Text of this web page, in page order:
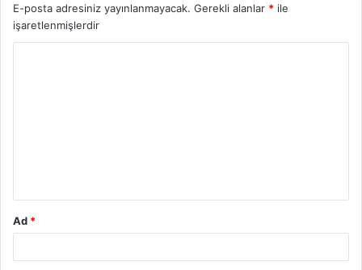
E-posta adresiniz yayınlanmayacak. Gerekli alanlar * ile
işaretlenmişlerdir
Ad *